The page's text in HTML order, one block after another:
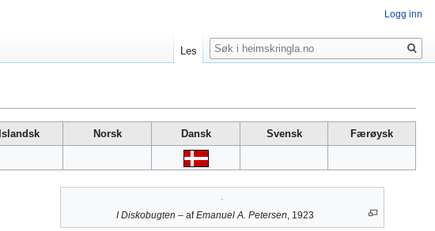
Islandsk Norsk Dansk Svensk
Færøysk
I Diskobugten – afEmanuel A. Petersen, 1923
Logg inn
Les
Søk